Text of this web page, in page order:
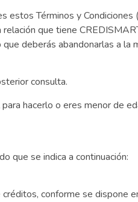
estos Términos y Condiciones
que tiene
deberás abandonarlas a la
consulta.
hacerlo o eres menor de
que se indica a continuación:
conforme se dispone